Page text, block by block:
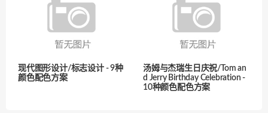
现代图形设计/标志设计 - 9种
颜色配色方案
汤姆与杰瑞生日庆祝/Tom an
d Jerry Birthday Celebration -
10种颜色配色方案